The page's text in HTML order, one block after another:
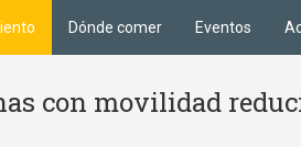
Dónde comer Eventos
con movilidad